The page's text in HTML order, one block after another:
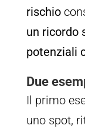
rischio
un ricordo
potenziali
Due
Il primo
uno spot,